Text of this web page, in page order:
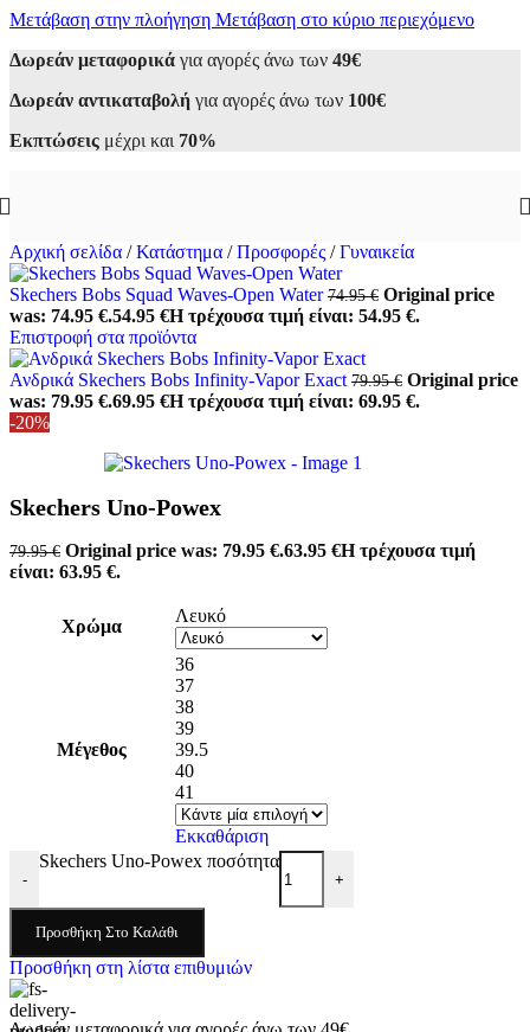
Μετάβαση στην πλοήγηση Μετάβαση στο κύριο περιεχόμενο
Δωρεάν μεταφορικά για αγορές άνω των 49€
Δωρεάν αντικαταβολή για αγορές άνω των 100€
Εκπτώσεις μέχρι και 70%
Αρχική σελίδα / Κατάστημα / Προσφορές / Γυναικεία
Skechers Bobs Squad Waves-Open Water74.95€ Original price
was: 74.95 €.54.95 €Η τρέχουσα τιμή είναι: 54.95 €.
Επιστροφή στα προϊόντα
Ανδρικά Skechers Bobs Infinity-Vapor Exact 79.95€ Original price
was: 79.95 €.69.95 €Η τρέχουσα τιμή είναι: 69.95 €.
-20%
Skechers Uno-Powex
79.95€ Original price was: 79.95 €.63.95 €Η τρέχουσα τιμή
είναι: 63.95 €.
Χρώμα
Λευκό
Μέγεθος
36
37
38
39
39.5
40
41
Εκκαθάριση
-
Skechers Uno-Powex ποσότητα
+
Προσθήκη Στο Καλάθι
Προσθήκη στη λίστα επιθυμιών